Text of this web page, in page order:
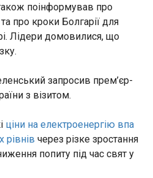
прогнозами,
збори стрічки у США
від 80 до 100
доларів.
у молоковозах
постачання
окупованого Криму,
Reuters .
розповіли,
різні
Серед них -
під молоковози, та
поінформував про
про кроки Болгарії для
Лідери домовилися, що
запросив прем’єр-
з візитом.
ціни на електроенергію впа
рівнів через різке зростання
попиту під час свят у